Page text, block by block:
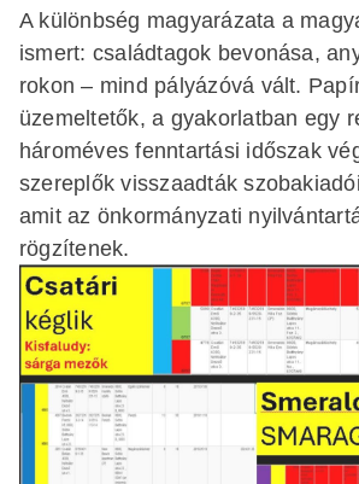
A különbség magyarázata a
ismert: családtagok bevonása,
rokon – mind pályázóvá vált.
üzemeltetők, a gyakorlatban egy
hároméves fenntartási időszak
szereplők visszaadták
amit az önkormányzati
rögzítenek.